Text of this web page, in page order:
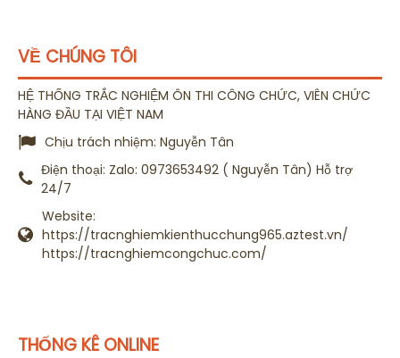
VỀ CHÚNG TÔI
HỆ THỐNG TRẮC NGHIỆM ÔN THI CÔNG CHỨC, VIÊN CHỨC
HÀNG ĐẦU TẠI VIỆT NAM
Chịu trách nhiệm: Nguyễn Tân
Điện thoại: Zalo: 0973653492 ( Nguyễn Tân) Hỗ trợ
24/7
Website:
https://tracnghiemkienthucchung965.aztest.vn/
https://tracnghiemcongchuc.com/
THỐNG KÊ ONLINE